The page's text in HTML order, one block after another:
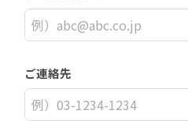
ご連絡先